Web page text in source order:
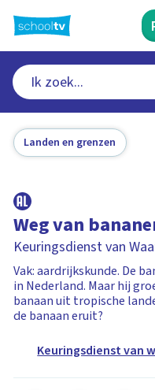
naar
hoofdinhoud
Landen en grenzen
Weg van
Keuringsdienst van
Vak: aardrijkskunde. De
in Nederland. Maar hij
banaan uit tropische
de banaan eruit?
Keuringsdienst van